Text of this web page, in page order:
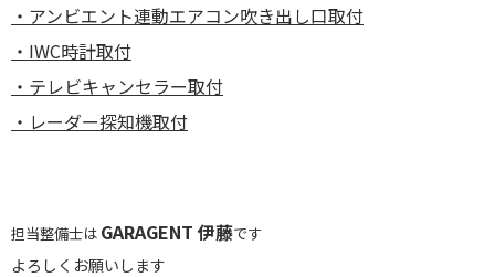
・ アンビエント連動エアコン吹き出し口取付
・IWC時計取付
・テレビキャンセラー取付
・レーダー探知機取付
担当整備士は GARAGENT 伊藤です
よろしくお願いします